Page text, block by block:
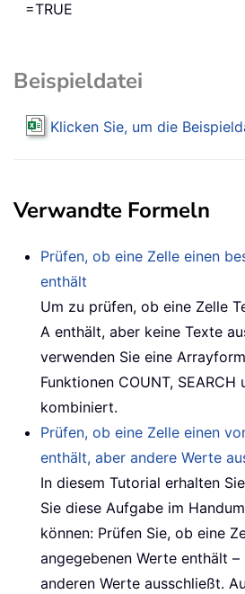
=TRUE
Beispieldatei
Klicken Sie, um die
Verwandte Formeln
Prüfen, ob eine Zelle einen
enthält
Um zu prüfen, ob eine Zelle
A enthält, aber keine Texte
verwenden Sie eine
Funktionen COUNT, SEARCH
kombiniert.
Prüfen, ob eine Zelle einen
enthält, aber andere Werte
In diesem Tutorial erhalten
Sie diese Aufgabe im
können: Prüfen Sie, ob eine
angegebenen Werte enthält
anderen Werte ausschließt.